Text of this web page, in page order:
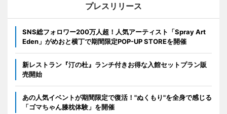
プレスリリース
SNS総フォロワー200万人超！人気アーティスト「Spray Art
Eden」がめおと横丁で期間限定POP-UP STOREを開催
新レストラン『汀の杜』ランチ付きお得な入館セットプラン販
売開始
あの人気イベントが期間限定で復活！"ぬくもり"を全身で感じる
「ゴマちゃん膝枕体験」を開催